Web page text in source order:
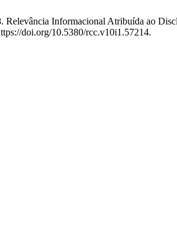
Relevância Informacional Atribuída ao
doi.org/10.5380/rcc.v10i1.57214.